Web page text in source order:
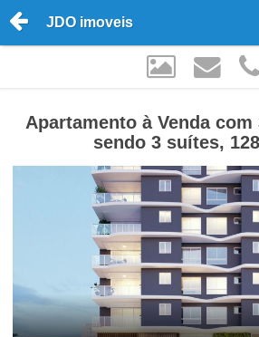
JDO imoveis
Apartamento à Venda
sendo 3 suítes,